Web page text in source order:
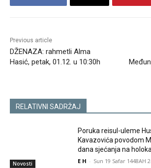
Previous article
DŽENAZA: rahmetli Alma
Hasić, petak, 01.12. u 10:30h
RELATIVNI SADRŽAJ
Novosti
Poruka reisul-uleme
Kavazovića povodom
dana sjećanja na
E H - Sun 19 Safar 1448AH